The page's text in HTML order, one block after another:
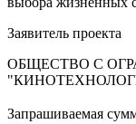
Заявитель проекта
ОБЩЕСТВО С
Запрашиваемая